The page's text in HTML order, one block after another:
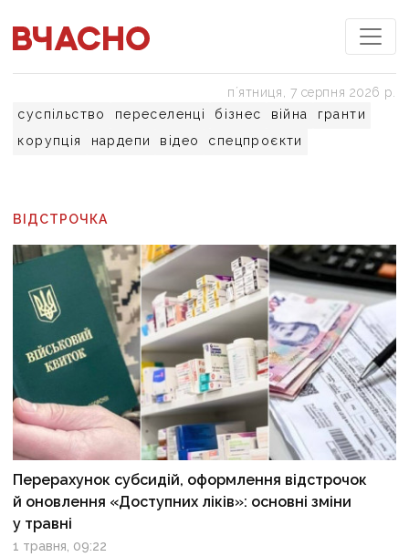
суспільство переселенці бізнес війна
гранти
корупція
нардепи відео спецпроєкти
пʼятниця, 7 серпня 2026 р.
ВІДСТРОЧКА
Перерахунок субсидій, оформлення відстрочок
й оновлення «Доступних ліків»: основні зміни
у травні
1 травня, 09:22